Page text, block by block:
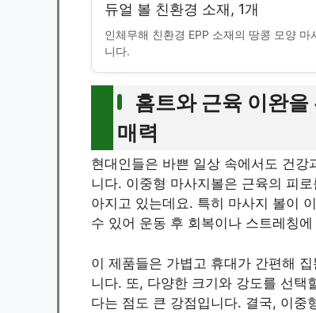
듀얼 볼 친환경 소재, 1개
인체무해 친환경 EPP 소재의 땅콩 모양 마
니다.
홈트와 근육 이완
매력
현대인들은 바쁜 일상 속에서도 건
니다. 이중형 마사지볼은 근육의 피
아지고 있는데요. 특히 마사지 볼이
수 있어 운동 후 회복이나 스트레칭
이 제품들은 가볍고 휴대가 간편해
니다. 또, 다양한 크기와 강도를 선택
다는 점도 큰 강점입니다. 결국, 이중